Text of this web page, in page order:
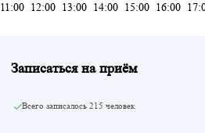
11:00 12:00 13:00 14:00 15:00 16:00
Записаться на приём
Всего записалось 215 человек